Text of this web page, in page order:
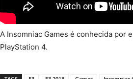
A Insomniac Games é conhecida por
PlayStation 4.